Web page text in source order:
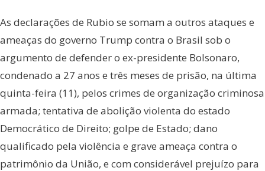
As declarações de Rubio se somam a outros ataques e
ameaças do governo Trump contra o Brasil sob o
argumento de defender o ex-presidente Bolsonaro,
condenado a 27 anos e três meses de prisão, na última
quinta-feira (11), pelos crimes de organização criminosa
armada; tentativa de abolição violenta do estado
Democrático de Direito; golpe de Estado; dano
qualificado pela violência e grave ameaça contra o
patrimônio da União, e com considerável prejuízo para